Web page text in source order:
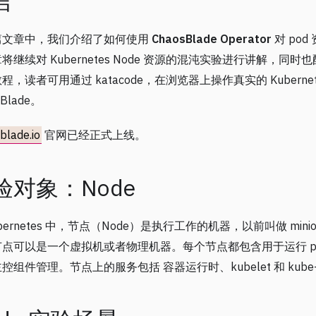
章中，我们介绍了如何使用 ChaosBlade Operator 对 pod
继续对 Kubernetes Node 资源的混沌实验进行讲解，同时
，读者可用通过 katacode，在浏览器上操作真实的
。
官网已经正式上线。
对象：Node
中，节点（Node）是执行工作的机器，以前叫做
可以是一个虚拟机或者物理机器。每个节点都包含用于运行
组件管理。节点上的服务包括 容器运行时、kubelet 和